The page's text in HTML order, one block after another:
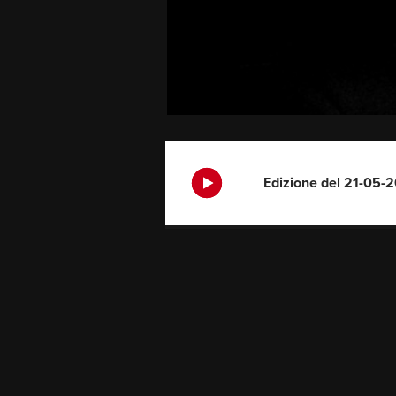
Edizione del 21-05-